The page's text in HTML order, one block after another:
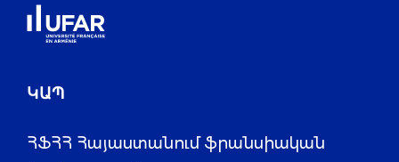
ԿԱՊ
ՀՖՀՀ Հայաստանում ֆրանսիական